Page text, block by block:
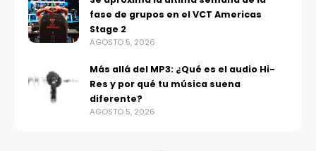
fase de grupos en el VCT Americas
Stage 2
AGOSTO 5, 2026
Más allá del MP3: ¿Qué es el audio Hi-
Res y por qué tu música suena
diferente?
AGOSTO 5, 2026